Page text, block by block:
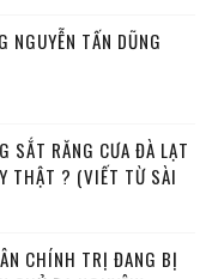
NGUYỄN TẤN DŨNG
SẮT RĂNG CƯA ĐÀ LẠT
THẬT ? (VIẾT TỪ SÀI
CHÍNH TRỊ ĐANG BỊ